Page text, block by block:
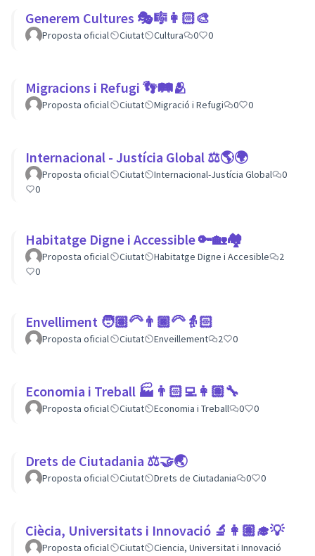
Generem Cultures 🎭🎼👩🏻‍🎨
Proposta oficial Ciutat Cultura 0 0
Migracions i Refugi 👣🛤🫂
Proposta oficial Ciutat Migració i Refugi 0 0
Internacional - Justícia Global ⚖️🌎🌍
Proposta oficial Ciutat Internacional-Justícia Global
0
0
Habitatge Digne i Accessible 🔑🏡🏘
Proposta oficial Ciutat Habitatge Digne i Accesible
2
0
Envelliment 🧑🏽‍🦳👨🏿‍🦳👵🏻
Proposta oficial Ciutat Enveillement 2 0
Economia i Treball 🏭👨🏻‍💻👩🏽‍🔧
Proposta oficial Ciutat Economia i Treball 0 0
Drets de Ciutadania ⚖️🤝🌏
Proposta oficial Ciutat Drets de Ciutadania 0 0
Ciècia, Universitats i Innovació 🔬👩🏽‍🎓💡
Proposta oficial Ciutat Ciencia, Universitat i Innovació